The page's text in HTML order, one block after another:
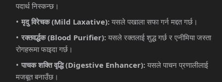
पदार्थ निस्कन्छ।
मृदु विरेचक (Mild Laxative): यसले पखाला सफा गर्न मद्दत गर्छ।
रक्तवर्द्धक (Blood Purifier): यसले रक्तलाई शुद्ध गर्छ र एनीमिया जस्ता
रोगहरूमा फाइदा गर्छ।
पाचक शक्ति वृद्धि (Digestive Enhancer): यसले पाचन प्रणालीलाई
मजबूत बनाउँछ।